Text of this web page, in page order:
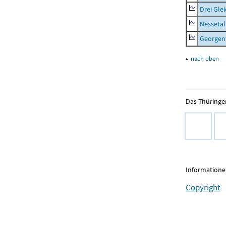
Drei
Nessetal
▴ nach oben
Das
Copyright